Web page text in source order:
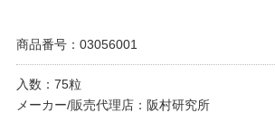
商品番号：03056001
入数：75粒
メーカー/販売代理店：阪村研究所